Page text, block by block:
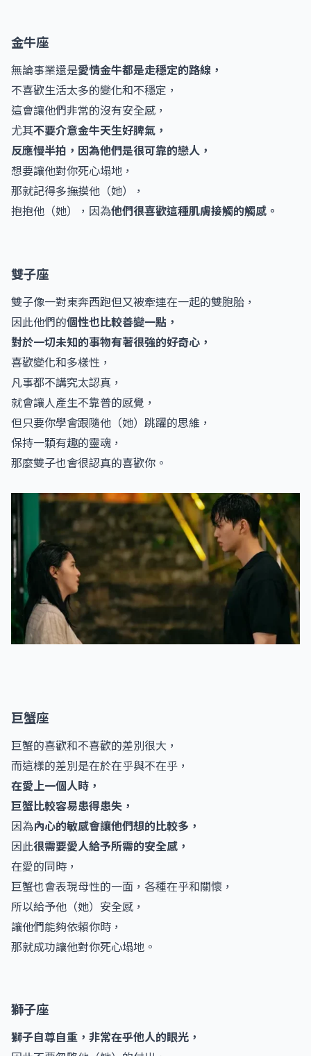
金牛座
無論事業還是愛情金牛都是走穩定的路線，
不喜歡生活太多的變化和不穩定，
這會讓他們非常的沒有安全感，
尤其不要介意金牛天生好脾氣，
反應慢半拍，因為他們是很可靠的戀人，
想要讓他對你死心塌地，
那就記得多撫摸他（她），
抱抱他（她），因為他們很喜歡這種肌膚接觸的觸感。
雙子座
雙子像一對東奔西跑但又被牽連在一起的雙胞胎，
因此他們的個性也比較善變一點，
對於一切未知的事物有著很強的好奇心，
喜歡變化和多樣性，
凡事都不講究太認真，
就會讓人產生不靠普的感覺，
但只要你學會跟隨他（她）跳躍的思維，
保持一顆有趣的靈魂，
那麼雙子也會很認真的喜歡你。
巨蟹座
巨蟹的喜歡和不喜歡的差別很大，
而這樣的差別是在於在乎與不在乎，
在愛上一個人時，
巨蟹比較容易患得患失，
因為內心的敏感會讓他們想的比較多，
因此很需要愛人給予所需的安全感，
在愛的同時，
巨蟹也會表現母性的一面，各種在乎和關懷，
所以給予他（她）安全感，
讓他們能夠依賴你時，
那就成功讓他對你死心塌地。
獅子座
獅子自尊自重，非常在乎他人的眼光，